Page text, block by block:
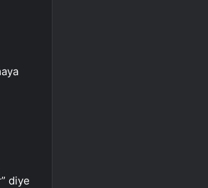
diye